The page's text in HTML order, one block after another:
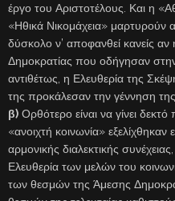
έργο του Αριστοτέλους. Και η
«Ηθικά Νικομάχεια» μαρτυρούν
δύσκολο ν’ αποφανθεί κανείς αν
Δημοκρατίας που οδήγησαν
αντιθέτως, η Ελευθερία της
της προκάλεσαν την γέννηση
β) Ορθότερο είναι να γίνει
«ανοιχτή κοινωνία»
αρμονικής διαλεκτικής
Ελευθερία των μελών του
των θεσμών της Άμεσης